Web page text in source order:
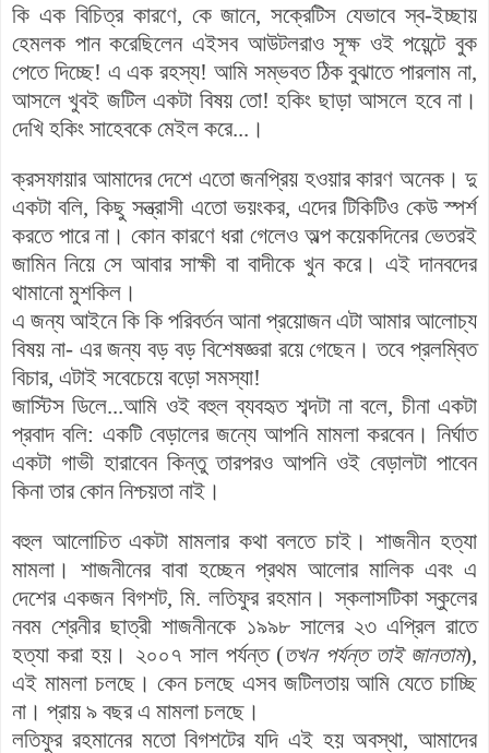
কি এক বিচিত্র কারণে, কে জানে, সক্রেটিস যেভাবে স্ব-ইচ্ছায়
হেমলক পান করেছিলেন এইসব আউটলরাও সূক্ষ ওই পয়েন্টে বুক
পেতে দিচ্ছে! এ এক রহস্য! আমি সম্ভবত ঠিক বুঝাতে পারলাম না,
আসলে খুবই জটিল একটা বিষয় তো! হকিং ছাড়া আসলে হবে না।
দেখি হকিং সাহেবকে মেইল করে...।
ক্রসফায়ার আমাদের দেশে এতো জনপ্রিয় হওয়ার কারণ অনেক। দু
একটা বলি, কিছু সন্ত্রাসী এতো ভয়ংকর, এদের টিকিটিও কেউ স্পর্শ
করতে পারে না। কোন কারণে ধরা গেলেও অল্প কয়েকদিনের ভেতরই
জামিন নিয়ে সে আবার সাক্ষী বা বাদীকে খুন করে। এই দানবদের
থামানো মুশকিল।
এ জন্য আইনে কি কি পরিবর্তন আনা প্রয়োজন এটা আমার আলোচ্য
বিষয় না- এর জন্য বড় বড় বিশেষজ্ঞরা রয়ে গেছেন। তবে প্রলম্বিত
বিচার, এটাই সবেচেয়ে বড়ো সমস্যা!
জাস্টিস ডিলে...আমি ওই বহুল ব্যবহৃত শব্দটা না বলে, চীনা একটা
প্রবাদ বলি: একটি বেড়ালের জন্যে আপনি মামলা করবেন। নির্ঘাত
একটা গাভী হারাবেন কিন্তু তারপরও আপনি ওই বেড়ালটা পাবেন
কিনা তার কোন নিশ্চয়তা নাই।
বহুল আলোচিত একটা মামলার কথা বলতে চাই। শাজনীন হত্যা
মামলা। শাজনীনের বাবা হচ্ছেন প্রথম আলোর মালিক এবং এ
দেশের একজন বিগশট, মি. লতিফুর রহমান। স্কলাসটিকা স্কুলের
নবম শ্রেনীর ছাত্রী শাজনীনকে ১৯৯৮ সালের ২৩ এপ্রিল রাতে
হত্যা করা হয়। ২০০৭ সাল পর্যন্ত (তখন পর্যন্ত তাই জানতাম),
এই মামলা চলছে। কেন চলছে এসব জটিলতায় আমি যেতে চাচ্ছি
না। প্রায় ৯ বছর এ মামলা চলছে।
লতিফুর রহমানের মতো বিগশটের যদি এই হয় অবস্থা, আমাদের